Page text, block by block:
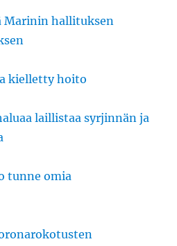
Marinin hallituksen
kielletty hoito
laillistaa syrjinnän ja
tunne omia